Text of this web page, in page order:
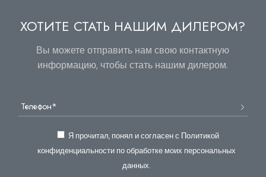
ХОТИТЕ СТАТЬ НАШИМ ДИЛЕРОМ?
Вы можете отправить нам свою контактную
информацию, чтобы стать нашим дилером.
Я прочитал, понял и согласен с Политикой
конфиденциальности по обработке моих персональных
данных.